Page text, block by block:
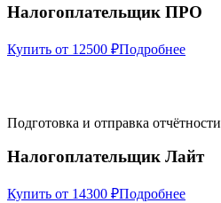
Налогоплательщик ПРО
Купить от 12500 ₽Подробнее
Подготовка и отправка отчётности
Налогоплательщик Лайт
Купить от 14300 ₽Подробнее